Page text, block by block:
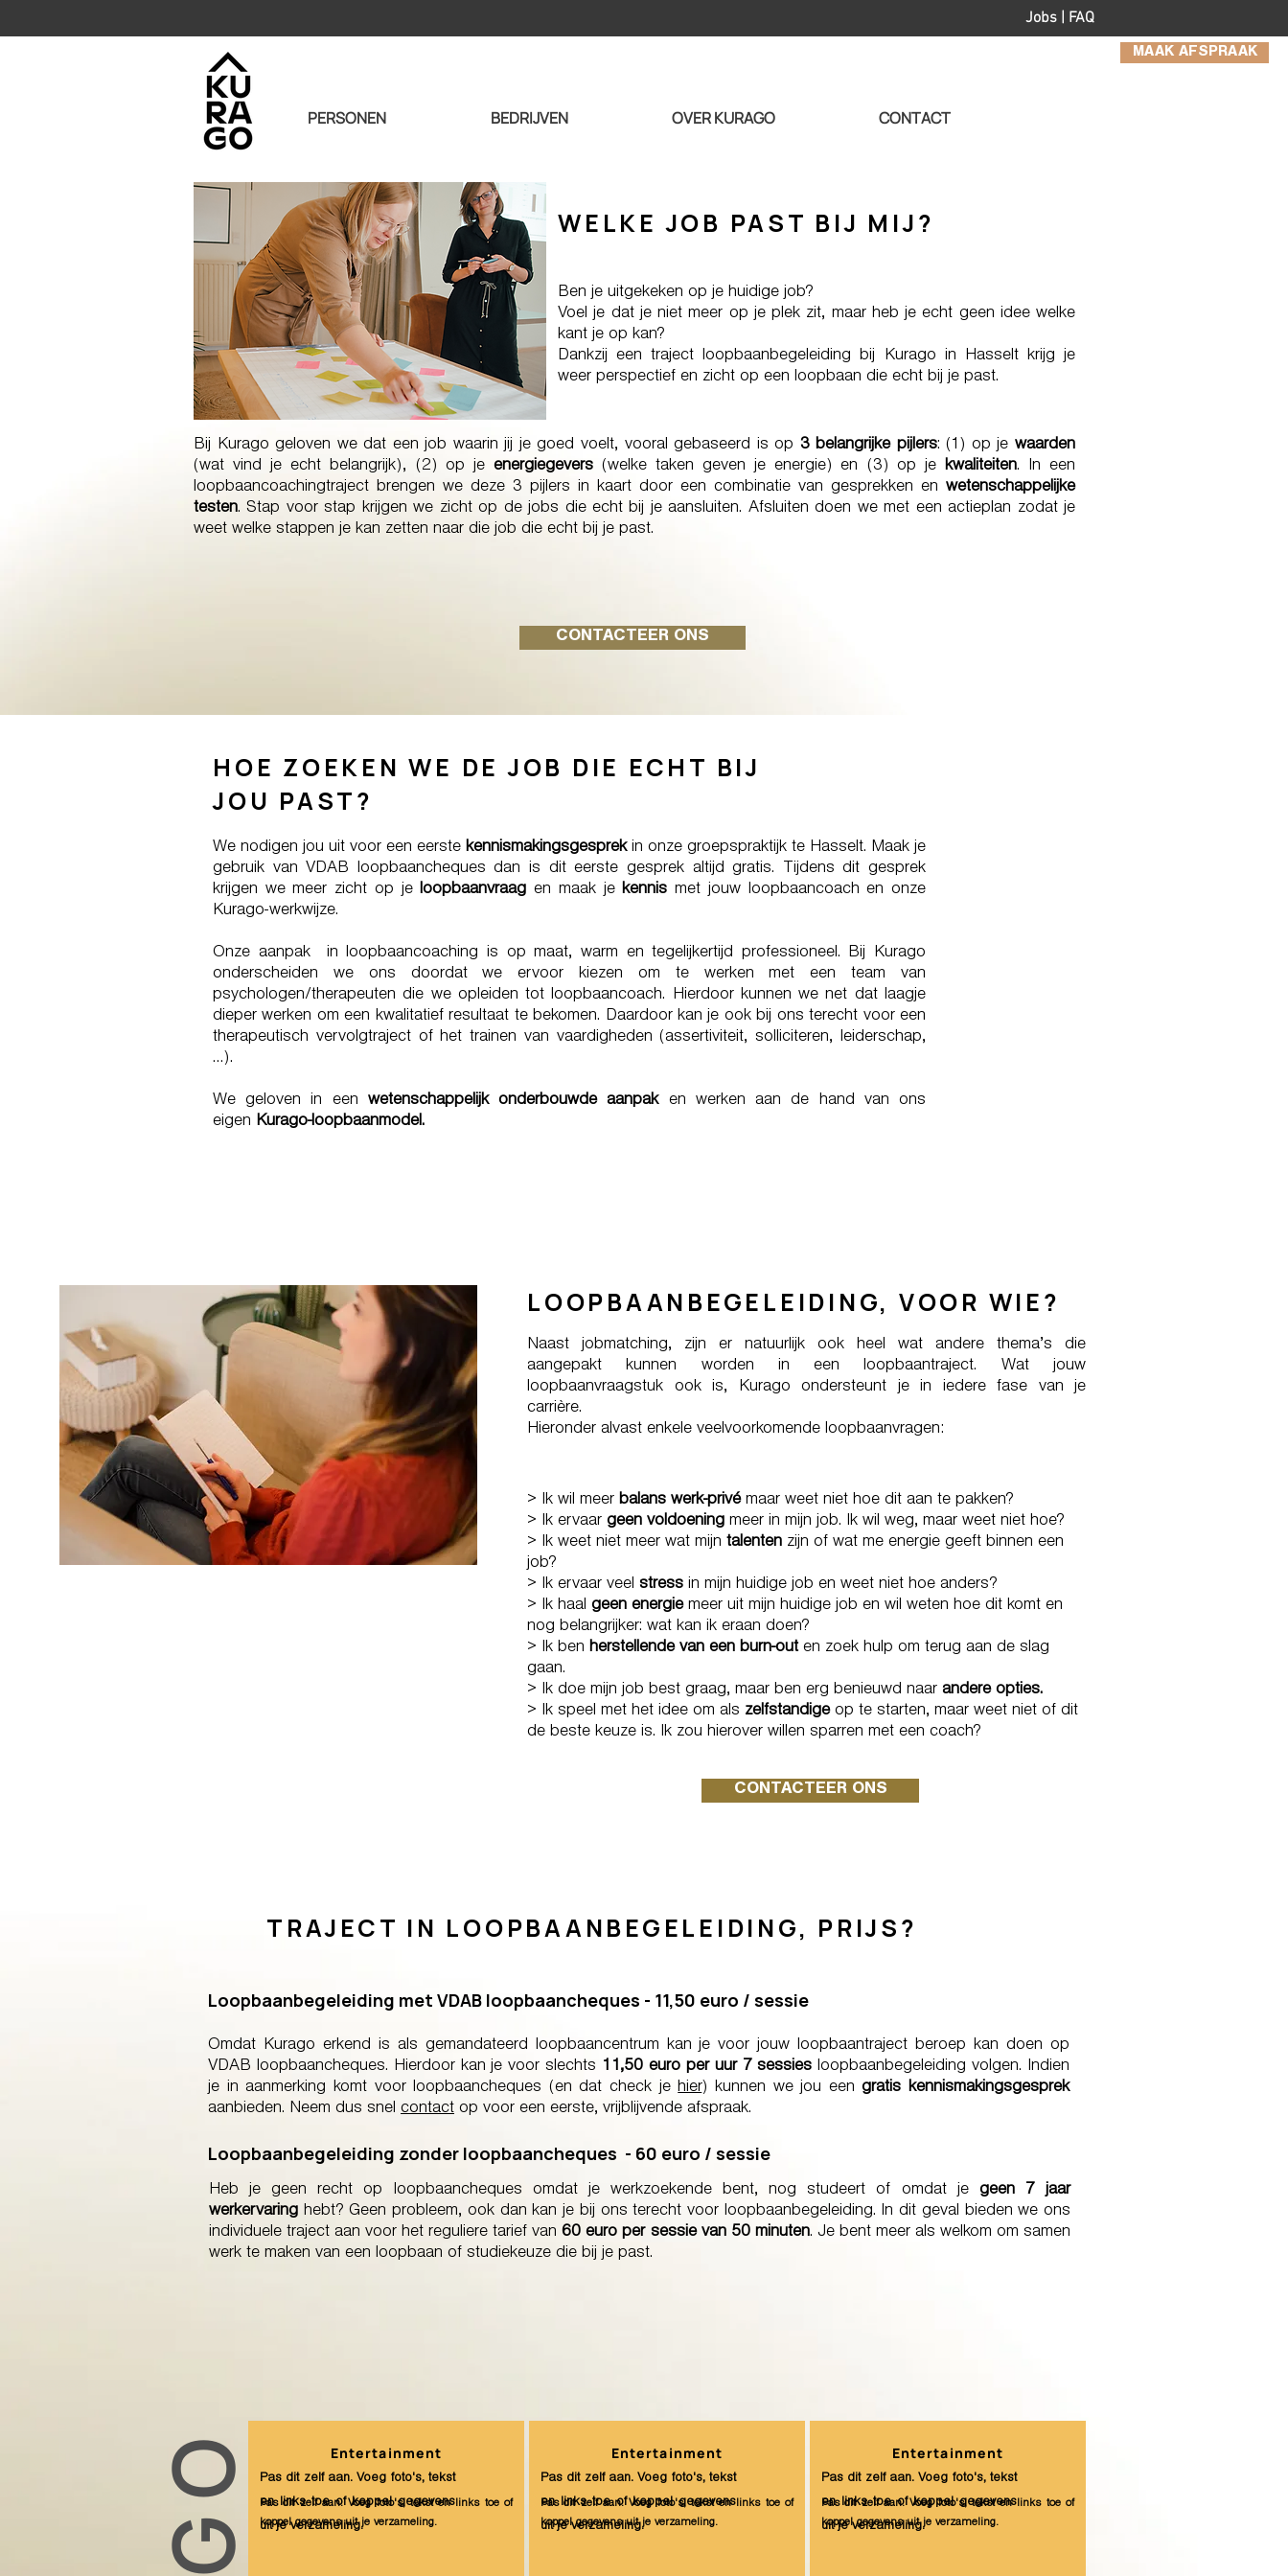
MAAK AFSPRAAK
Jobs | FAQ
PERSONEN BEDRIJVEN OVER KURAGO CONTACT
WELKE JOB PAST BIJ MIJ?
Ben je uitgekeken op je huidige job?
Voel je dat je niet meer op je plek zit, maar heb je echt geen idee welke
kant je op kan?
Dankzij een traject loopbaanbegeleiding bij Kurago in Hasselt krijg je
weer perspectief en zicht op een loopbaan die echt bij je past.
Bij Kurago geloven we dat een job waarin jij je goed voelt, vooral gebaseerd is op 3 belangrijke pijlers: (1) op jewaarden
(wat vind je echt belangrijk), (2) op je energiegevers(welke taken geven je energie) en (3) op je kwaliteiten. In een
loopbaancoachingtraject brengen we deze 3 pijlers in kaart door een combinatie van gesprekken en wetenschappelijke
testen. Stap voor stap krijgen we zicht op de jobs die echt bij je aansluiten. Afsluiten doen we met een actieplan zodat je
weet welke stappen je kan zetten naar die job die echt bij je past.
CONTACTEER ONS
HOE ZOEKEN WE DE JOB DIE ECHT BIJ
JOU PAST?
We nodigen jou uit voor een eerste kennismakingsgesprekin onze groepspraktijk te Hasselt. Maak je
gebruik van VDAB loopbaancheques dan is dit eerste gesprek altijd gratis. Tijdens dit gesprek
krijgen we meer zicht op jeloopbaanvraag en maak jekennis met jouw loopbaancoach en onze
Kurago-werkwijze.
Onze aanpak in loopbaancoaching is op maat, warm en tegelijkertijd professioneel. Bij Kurago
onderscheiden we ons doordat we ervoor kiezen om te werken met een team van
psychologen/therapeuten die we opleiden tot loopbaancoach. Hierdoor kunnen we net dat laagje
dieper werken om een kwalitatief resultaat te bekomen. Daardoor kan je ook bij ons terecht voor een
therapeutisch vervolgtraject of het trainen van vaardigheden (assertiviteit, solliciteren, leiderschap,
…).
We geloven in een wetenschappelijk onderbouwde aanpaken werken aan de hand van ons
eigen Kurago-loopbaanmodel.
LOOPBAANBEGELEIDING, VOOR WIE?
Naast jobmatching, zijn er natuurlijk ook heel wat andere thema’s die
aangepakt kunnen worden in een loopbaantraject. Wat jouw
loopbaanvraagstuk ook is, Kurago ondersteunt je in iedere fase van je
carrière.
Hieronder alvast enkele veelvoorkomende loopbaanvragen:
> Ik wil meer balans werk-privémaar weet niet hoe dit aan te pakken?
> Ik ervaar geen voldoening meer in mijn job. Ik wil weg, maar weet niet hoe?
> Ik weet niet meer wat mijn talenten zijn of wat me energie geeft binnen een
job?
> Ik ervaar veel stress in mijn huidige job en weet niet hoe anders?
> Ik haal geen energiemeer uit mijn huidige job en wil weten hoe dit komt en
nog belangrijker: wat kan ik eraan doen?
> Ik ben herstellende van een burn-out en zoek hulp om terug aan de slag
gaan.
> Ik doe mijn job best graag, maar ben erg benieuwd naar andere opties.
> Ik speel met het idee om als zelfstandigeop te starten, maar weet niet of dit
de beste keuze is. Ik zou hierover willen sparren met een coach?
CONTACTEER ONS
TRAJECT IN LOOPBAANBEGELEIDING, PRIJS?
Loopbaanbegeleiding met VDAB loopbaancheques - 11,50 euro / sessie
Omdat Kurago erkend is als gemandateerd loopbaancentrum kan je voor jouw loopbaantraject beroep kan doen op
VDAB loopbaancheques. Hierdoor kan je voor slechts 11,50 euro per uur 7 sessies loopbaanbegeleiding volgen. Indien
je in aanmerking komt voor loopbaancheques (en dat check jehier) kunnen we jou eengratis kennismakingsgesprek
aanbieden. Neem dus snel contact op voor een eerste, vrijblijvende afspraak.
Loopbaanbegeleiding zonder loopbaancheques - 60 euro / sessie
Heb je geen recht op loopbaancheques omdat je werkzoekende bent, nog studeert of omdat je geen 7 jaar
werkervaring hebt? Geen probleem, ook dan kan je bij ons terecht voor loopbaanbegeleiding. In dit geval bieden we ons
individuele traject aan voor het reguliere tarief van60 euro per sessie van 50 minuten. Je bent meer als welkom om samen
werk te maken van een loopbaan of studiekeuze die bij je past.
Entertainment
Pas dit zelf aan. Voeg foto's, tekst
en links toe of koppel gegevens
uit je verzameling.
Pas dit zelf aan. Voeg foto's, tekst en links toe of
koppel gegevens uit je verzameling.
Entertainment
Pas dit zelf aan. Voeg foto's, tekst
en links toe of koppel gegevens
uit je verzameling.
Pas dit zelf aan. Voeg foto's, tekst en links toe of
koppel gegevens uit je verzameling.
Entertainment
Pas dit zelf aan. Voeg foto's, tekst
en links toe of koppel gegevens
uit je verzameling.
Pas dit zelf aan. Voeg foto's, tekst en links toe of
koppel gegevens uit je verzameling.